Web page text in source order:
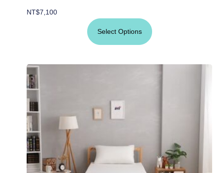
NT$7,100
Select Options